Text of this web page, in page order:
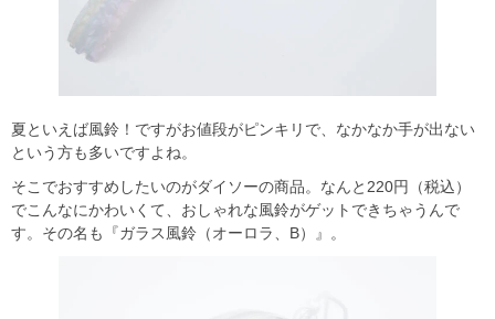
夏といえば風鈴！ですがお値段がピンキリで、なかなか手が出ない
という方も多いですよね。
そこでおすすめしたいのがダイソーの商品。なんと220円（税込）
でこんなにかわいくて、おしゃれな風鈴がゲットできちゃうんで
す。その名も『ガラス風鈴（オーロラ、B）』。